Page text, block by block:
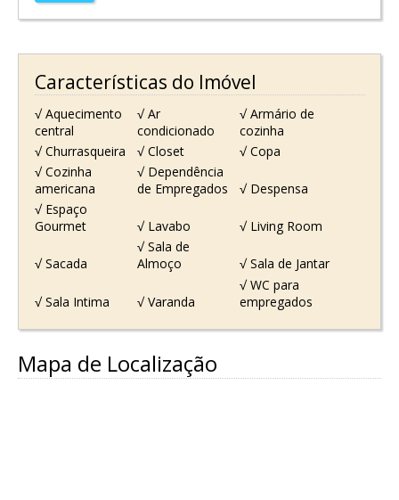
Características do Imóvel
√ Aquecimento
central
√ Ar
condicionado
√ Armário de
cozinha
√ Churrasqueira
√ Closet
√ Copa
√ Cozinha
americana
√ Dependência
de Empregados
√ Despensa
√ Espaço
Gourmet
√ Lavabo √ Living Room
√ Sacada
√ Sala de
Almoço
√ Sala de Jantar
√ Sala Intima √ Varanda
√ WC para
empregados
Mapa de Localização